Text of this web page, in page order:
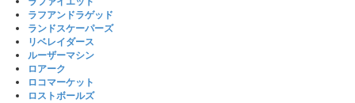
ラフアンドラゲッド
ランドスケーパーズ
リベレイダース
ルーザーマシン
ロアーク
ロコマーケット
ロストボールズ